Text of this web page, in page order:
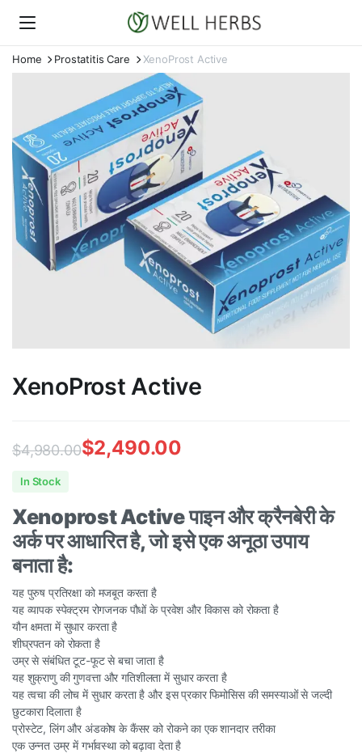
Home Prostatitis Care XenoProst Active
XenoProst Active
$4,980.00
Original
was:
$4,980.00.
$2,490.00
Current
is:
$2,490.00.
In Stock
Xenoprost Active पाइन और क्रैनबेरी के
अर्क पर आधारित है, जो इसे एक अनूठा उपाय
बनाता है:
यह पुरुष प्रतिरक्षा को मजबूत करता है
यह व्यापक स्पेक्ट्रम रोगजनक पौधों के प्रवेश और विकास को रोकता है
यौन क्षमता में सुधार करता है
शीघ्रपतन को रोकता है
उम्र से संबंधित टूट-फूट से बचा जाता है
यह शुक्राणु की गुणवत्ता और गतिशीलता में सुधार करता है
यह त्वचा की लोच में सुधार करता है और इस प्रकार फिमोसिस की समस्याओं से जल्दी
छुटकारा दिलाता है
प्रोस्टेट, लिंग और अंडकोष के कैंसर को रोकने का एक शानदार तरीका
एक उन्नत उम्र में गर्भावस्था को बढ़ावा देता है